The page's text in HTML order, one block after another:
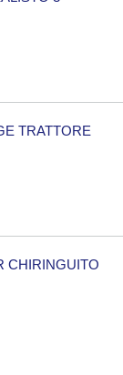
TRATTORE
CHIRINGUITO